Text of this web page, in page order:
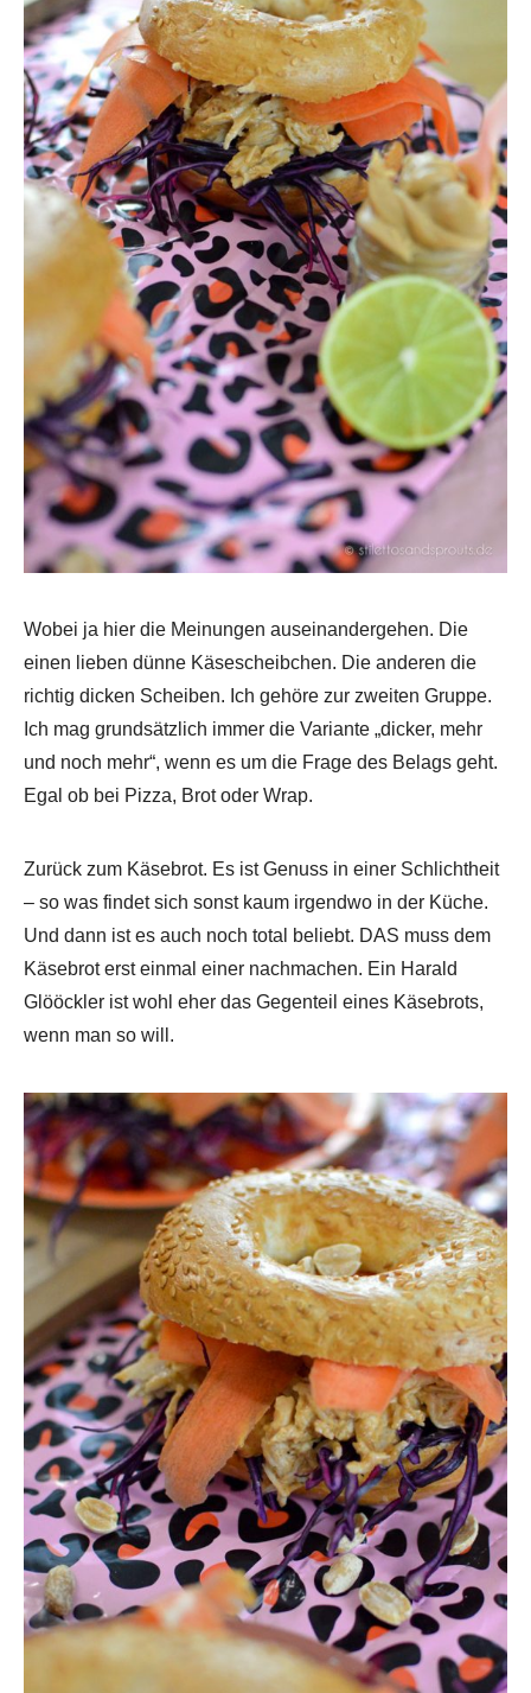
Wobei ja hier die Meinungen auseinandergehen. Die
einen lieben dünne Käsescheibchen. Die anderen die
richtig dicken Scheiben. Ich gehöre zur zweiten Gruppe.
Ich mag grundsätzlich immer die Variante „dicker, mehr
und noch mehr“, wenn es um die Frage des Belags geht.
Egal ob bei Pizza, Brot oder Wrap.
Zurück zum Käsebrot. Es ist Genuss in einer Schlichtheit
– so was findet sich sonst kaum irgendwo in der Küche.
Und dann ist es auch noch total beliebt. DAS muss dem
Käsebrot erst einmal einer nachmachen. Ein Harald
Glööckler ist wohl eher das Gegenteil eines Käsebrots,
wenn man so will.